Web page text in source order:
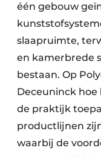
één gebouw
slaapruimte,
en kamerbrede
bestaan. Op
Deceuninck
de praktijk
productlijnen
waarbij de